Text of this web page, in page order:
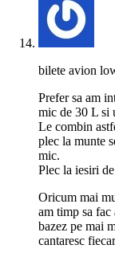
bilete avion
Prefer sa am
mic de 30 L si
Le combin
plec la munte
mic.
Plec la iesiri
Oricum mai
am timp sa fac
bazez pe mai
cantaresc